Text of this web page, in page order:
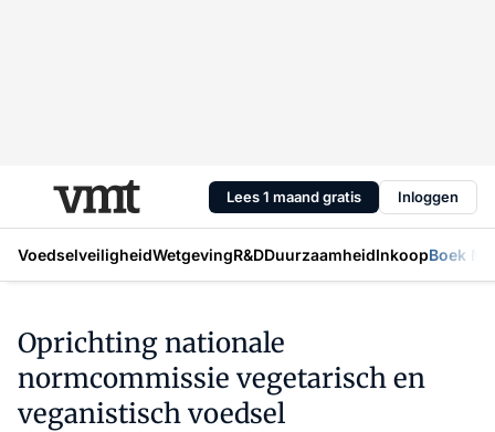
Lees 1 maand gratis Inloggen
VoedselveiligheidWetgevingR&DDuurzaamheidInkoopBoek
Oprichting nationale
normcommissie vegetarisch en
veganistisch voedsel